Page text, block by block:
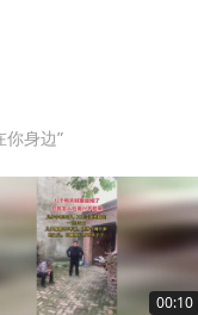
你身边”
00:10